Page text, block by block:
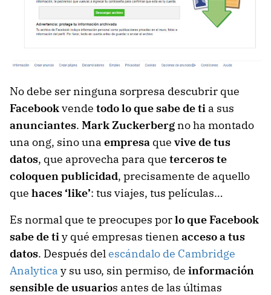
No debe ser ninguna sorpresa descubrir que
Facebookvende todo lo que sabe de ti a sus
anunciantes. Mark Zuckerbergno ha montado
una ong, sino una empresa que vive de tus
datos, que aprovecha para que terceros te
coloquen publicidad, precisamente de aquello
que haces ‘like’: tus viajes, tus películas…
Es normal que te preocupes porlo que Facebook
sabe de tiy qué empresas tienen acceso a tus
datos. Después delescándalo de Cambridge
Analytica y su uso, sin permiso, de información
sensible de usuarios antes de las últimas